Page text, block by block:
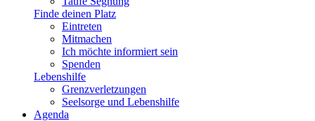
Finde deinen Platz
Eintreten
Mitmachen
Ich möchte informiert sein
Spenden
Lebenshilfe
Grenzverletzungen
Seelsorge und Lebenshilfe
Agenda